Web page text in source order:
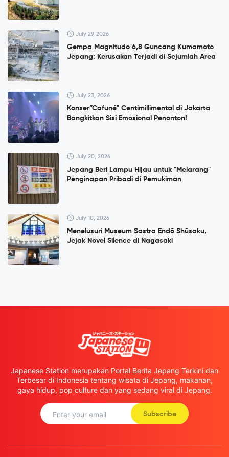
July 29, 2026
Gempa Magnitudo 6,8 Guncang Kumamoto
Jepang: Kerusakan Terjadi di Sejumlah Area
July 23, 2026
Konser”Cafuné" Centimillimental di Jakarta
Bangkitkan Sisi Emosional Penonton!
July 20, 2026
Jepang Beri Lampu Hijau untuk "Melarang"
Penginapan Pribadi di Pemukiman
July 10, 2026
Menelusuri Museum Sastra Endō Shūsaku,
Jejak Novel Silence di Nagasaki
Japanese Station merupakan Portal Berita Jepang Terkini dan
Terbesar di Indonesia tentang wisata di Jepang, makanan,
gaya hidup, pop culture dan yang sedang viral di Jepang.
Subscribe